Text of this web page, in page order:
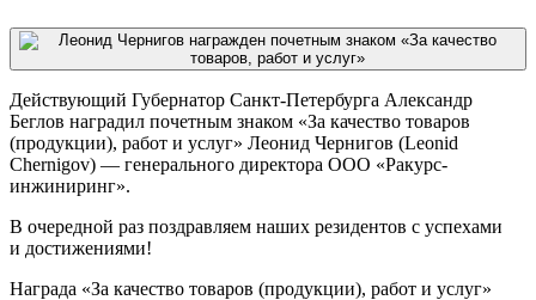
Действующий Губернатор Санкт-Петербурга Александр
Беглов наградил почетным знаком «За качество товаров
(продукции), работ и услуг» Леонид Чернигов (Leonid
Chernigov) — генерального директора ООО «Ракурс-
инжиниринг».
В очередной раз поздравляем наших резидентов с успехами
и достижениями!
Награда «За качество товаров (продукции), работ и услуг»